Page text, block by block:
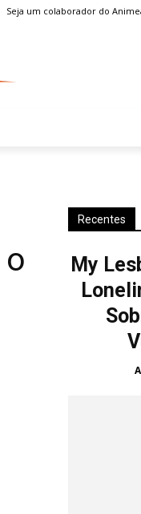
Seja um colaborador do
Recentes
My